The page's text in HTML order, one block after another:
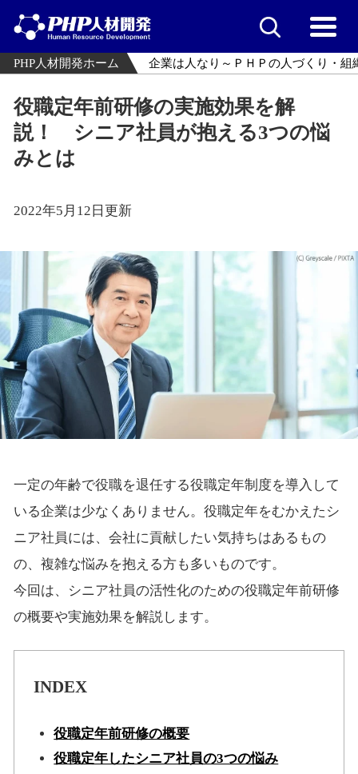
PHP人材開発ホーム 企業は人なり～ＰＨＰの人づくり・組
役職定年前研修の実施効果を解
説！ シニア社員が抱える3つの悩
みとは
2022年5月12日更新
一定の年齢で役職を退任する役職定年制度を導入して
いる企業は少なくありません。役職定年をむかえたシ
ニア社員には、会社に貢献したい気持ちはあるもの
の、複雑な悩みを抱える方も多いものです。
今回は、シニア社員の活性化のための役職定年前研修
の概要や実施効果を解説します。
INDEX
役職定年前研修の概要
役職定年したシニア社員の3つの悩み